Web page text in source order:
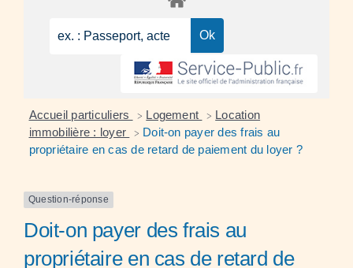
Accueil particuliers > Logement > Location
immobilière : loyer
> Doit-on payer des frais au
propriétaire en cas de retard de paiement du loyer ?
Question-réponse
Doit-on payer des frais au
propriétaire en cas de retard de